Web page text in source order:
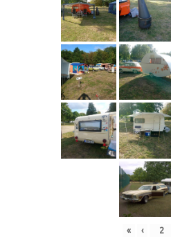
« ‹